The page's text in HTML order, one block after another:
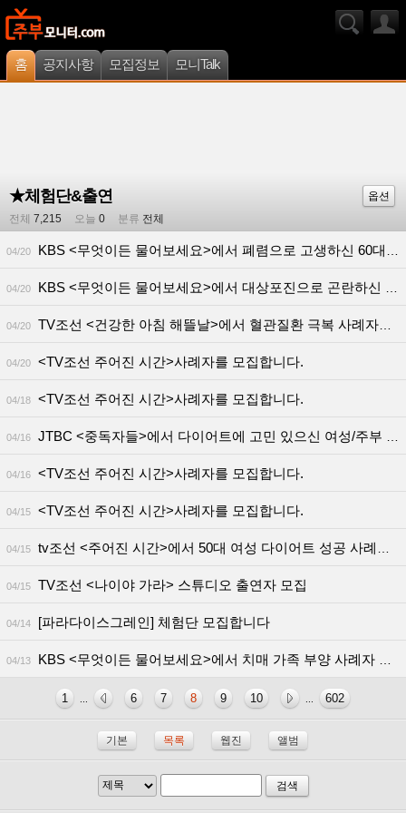
홈 공지사항 모집정보 모니Talk
★체험단&출연
옵션
전체 7,215 오늘 0 분류 전체
04/20 KBS <무엇이든 물어보세요>에서 폐렴으로 고생하신 60대 이상 사례자 분을 구합니다!
04/20 KBS <무엇이든 물어보세요>에서 대상포진으로 곤란하신 사례자 분을 구합니다!
04/20 TV조선 <건강한 아침 해뜰날>에서 혈관질환 극복 사례자를 모십니다.
04/20 <TV조선 주어진 시간>사례자를 모집합니다.
04/18 <TV조선 주어진 시간>사례자를 모집합니다.
04/16 JTBC <중독자들>에서 다이어트에 고민 있으신 여성/주부 체험단 모십니다!
04/16 <TV조선 주어진 시간>사례자를 모집합니다.
04/15 <TV조선 주어진 시간>사례자를 모집합니다.
04/15 tv조선 <주어진 시간>에서 50대 여성 다이어트 성공 사례자 모집합니다.(출연료60+@
04/15 TV조선 <나이야 가라> 스튜디오 출연자 모집
04/14 [파라다이스그레인] 체험단 모집합니다
04/13 KBS <무엇이든 물어보세요>에서 치매 가족 부양 사례자 분을 구합니다!
1 ... 6 7 8 9 10 ... 602
기본 목록 웹진 앨범
검색